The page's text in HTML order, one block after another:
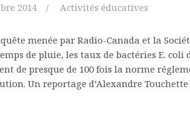
2014 Activités éducatives
menée par Radio-Canada et la
de pluie, les taux de bactéries E.
de presque de 100 fois la norme
Un reportage d’Alexandre Touchette